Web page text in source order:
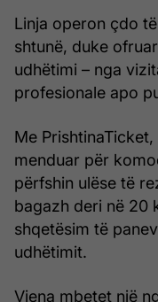
Linja operon çdo
shtunë, duke
udhëtimi – nga
profesionale apo
Me
menduar për
përfshin ulëse të
bagazh deri në 20
shqetësim të
udhëtimit.
Vjena mbetet një